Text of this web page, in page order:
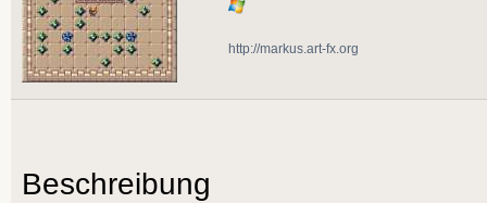
http://markus.art-fx.org
Beschreibung